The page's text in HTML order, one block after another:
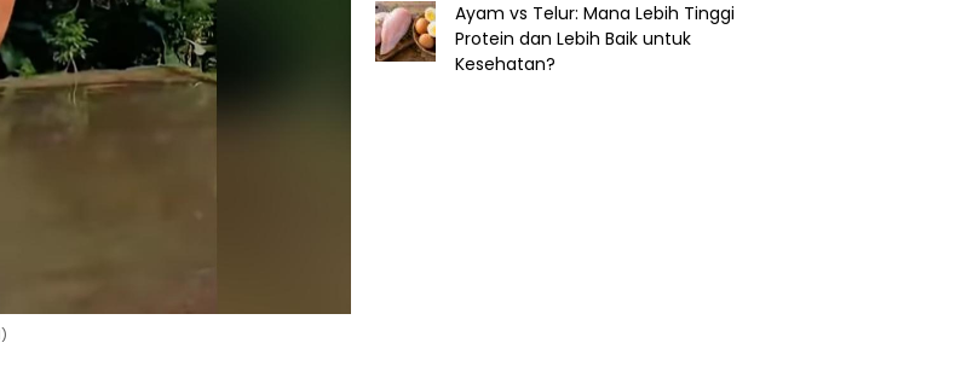
Ayam vs Telur: Mana Lebih Tinggi
Protein dan Lebih Baik untuk
Kesehatan?